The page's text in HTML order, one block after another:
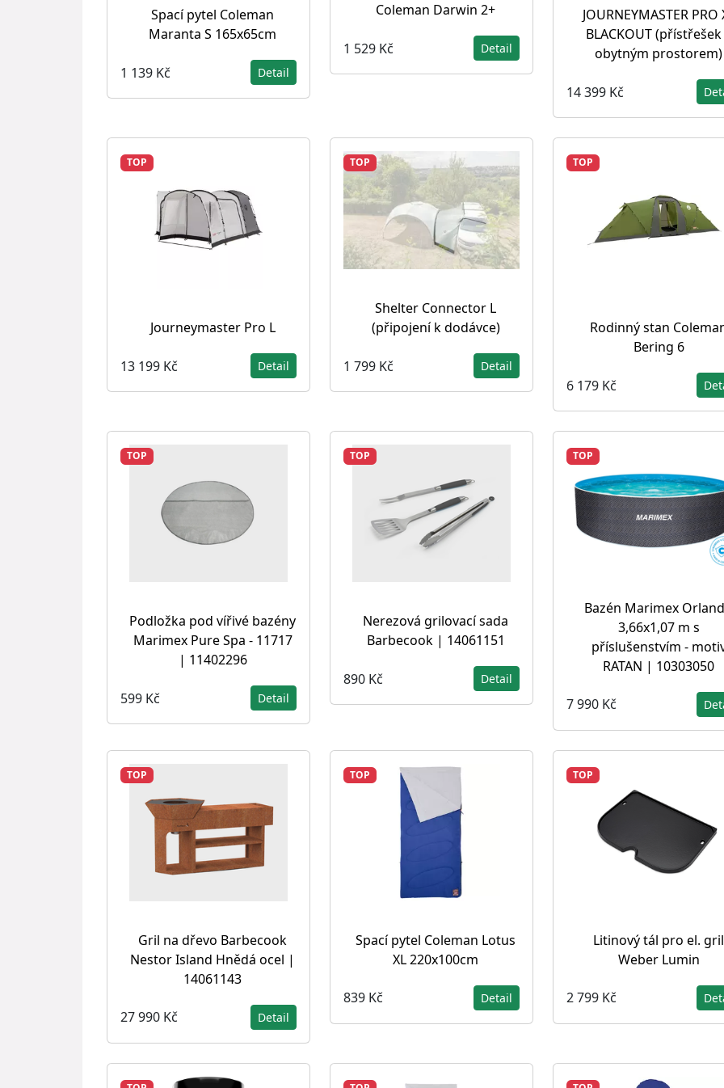
Spací pytel Coleman
Maranta S 165x65cm
1 139 Kč Detail
Coleman Darwin 2+
1 529 Kč Detail
JOURNEYMASTER PRO
BLACKOUT
obytným prostorem)
14 399 Kč
TOP
Journeymaster Pro L
13 199 Kč Detail
TOP
Shelter Connector L
(připojení k dodávce)
1 799 Kč Detail
TOP
Rodinný stan
Bering 6
6 179 Kč
TOP
Podložka pod vířivé bazény
Marimex Pure Spa - 11717
| 11402296
599 Kč Detail
TOP
Nerezová grilovací sada
Barbecook | 14061151
890 Kč Detail
TOP
Bazén Marimex
3,66x1,07 m s
příslušenstvím -
RATAN | 10303050
7 990 Kč
TOP
Gril na dřevo Barbecook
Nestor Island Hnědá ocel |
14061143
27 990 Kč Detail
TOP
Spací pytel Coleman Lotus
XL 220x100cm
839 Kč Detail
TOP
Litinový tál pro el. gril
Weber Lumin
2 799 Kč